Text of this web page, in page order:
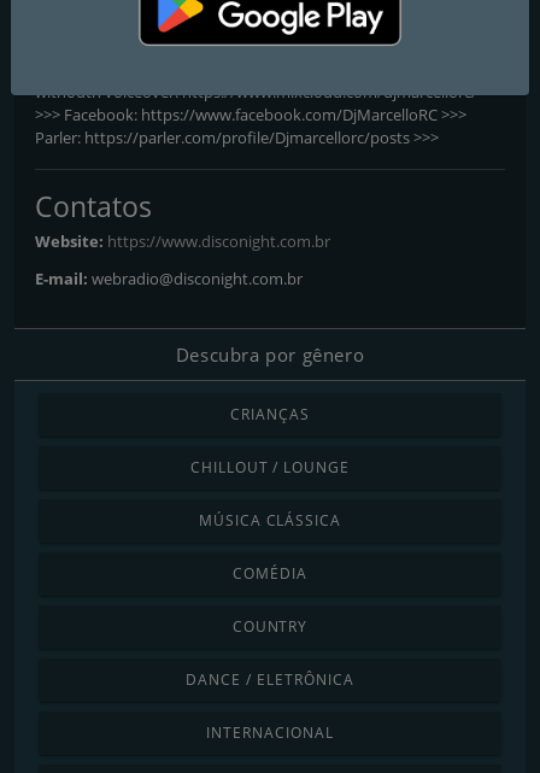
House, House, National Pop and Funk (melody) and of course a
lot of flashback. Links: YouTube
withouth voiceover. https://www.mixcloud.com/djmarcellorc/
>>> Facebook: https://www.facebook.com/DjMarcelloRC >>>
Parler: https://parler.com/profile/Djmarcellorc/posts >>>
Contatos
Website: https://www.disconight.com.br
E-mail: webradio@disconight.com.br
Descubra por gênero
CRIANÇAS
CHILLOUT / LOUNGE
MÚSICA CLÁSSICA
COMÉDIA
COUNTRY
DANCE / ELETRÔNICA
INTERNACIONAL